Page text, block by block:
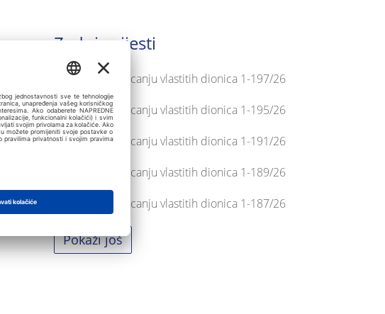
Zadnje vijesti
Obavijest o stjecanju vlastitih dionica 1-197/26
Obavijest o stjecanju vlastitih dionica 1-195/26
Obavijest o stjecanju vlastitih dionica 1-191/26
Obavijest o stjecanju vlastitih dionica 1-189/26
Obavijest o stjecanju vlastitih dionica 1-187/26
Pokaži još